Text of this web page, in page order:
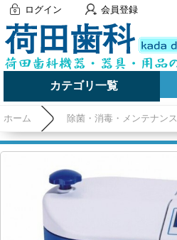
ログイン 会員登録
カテゴリ一覧
ホーム 除菌・消毒・メンテナンス